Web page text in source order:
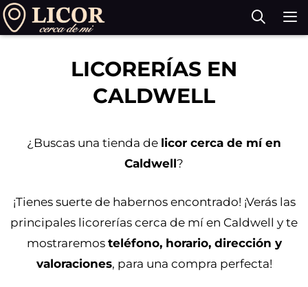
Saltar
al
LICORERÍAS EN
CALDWELL
¿Buscas una tienda de licor cerca de mí en
Caldwell?
¡Tienes suerte de habernos encontrado! ¡Verás las
principales licorerías cerca de mí en Caldwell y te
mostraremos teléfono, horario, dirección y
valoraciones, para una compra perfecta!